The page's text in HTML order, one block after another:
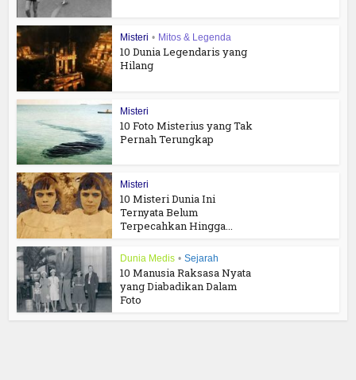
Misteri • Mitos & Legenda
10 Dunia Legendaris yang
Hilang
Misteri
10 Foto Misterius yang Tak
Pernah Terungkap
Misteri
10 Misteri Dunia Ini
Ternyata Belum
Terpecahkan Hingga...
Dunia Medis • Sejarah
10 Manusia Raksasa Nyata
yang Diabadikan Dalam
Foto